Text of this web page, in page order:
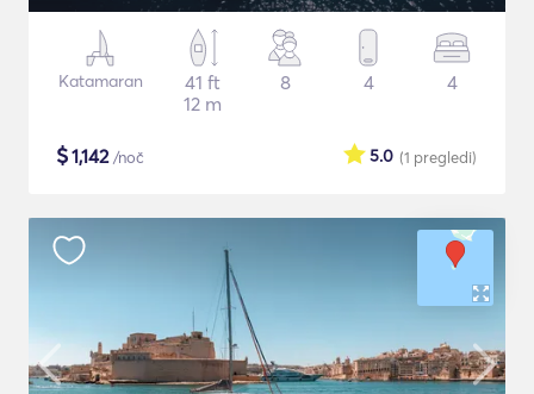
Katamaran
41 ft
12 m
8 4 4
$1,142/noč (1 pregledi)
5.0